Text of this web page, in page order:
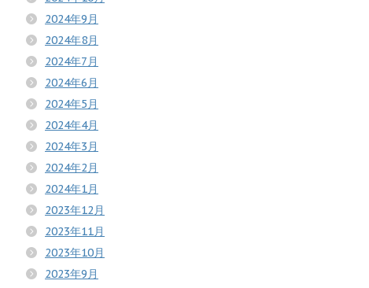
2024年9月
2024年8月
2024年7月
2024年6月
2024年5月
2024年4月
2024年3月
2024年2月
2024年1月
2023年12月
2023年11月
2023年10月
2023年9月